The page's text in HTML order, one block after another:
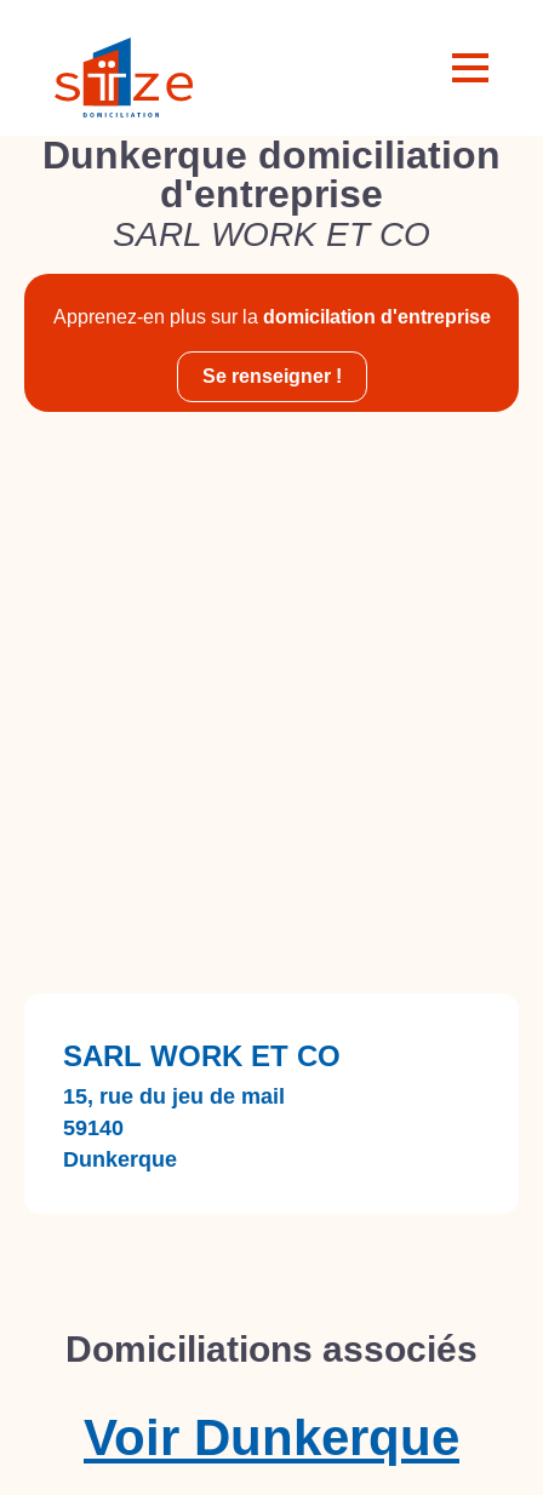
Dunkerque domiciliation
d'entreprise
SARL WORK ET CO
Apprenez-en plus sur la domicilation d'entreprise
Se renseigner !
SARL WORK ET CO
15, rue du jeu de mail
59140
Dunkerque
Domiciliations associés
Dunkerque
Voir